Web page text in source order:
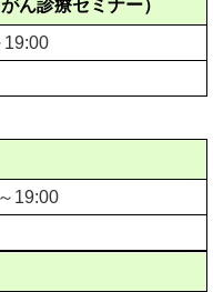
ん診療セミナー）
19:00
19:00